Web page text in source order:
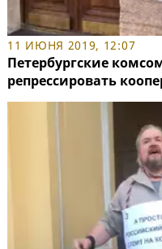
11 ИЮНЯ 2019, 12:07
Петербургские
репрессировать